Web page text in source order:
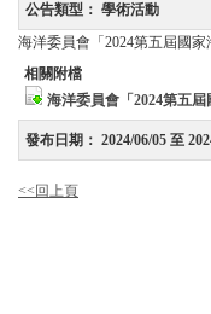
公告類型： 學術活動
海洋委員會「2024第五屆國
相關附檔
海洋委員會「2024第五
發布日期： 2024/06/05 至
<<回上頁